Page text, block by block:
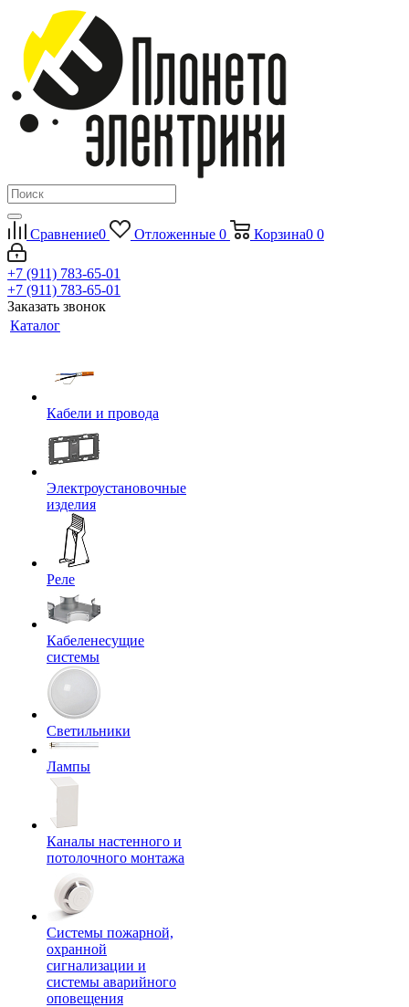
Сравнение0 Отложенные 0 Корзина0 0
+7 (911) 783-65-01
+7 (911) 783-65-01
Заказать звонок
Каталог
Кабели и провода
Электроустановочные
изделия
Реле
Кабеленесущие
системы
Светильники
Лампы
Каналы настенного и
потолочного монтажа
Системы пожарной,
охранной
сигнализации и
системы аварийного
оповещения